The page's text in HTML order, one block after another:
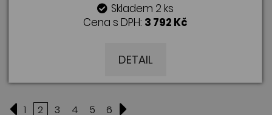
Skladem 2 ks
Cena s DPH: 3 792 Kč
DETAIL
1 2 3 4 5 6